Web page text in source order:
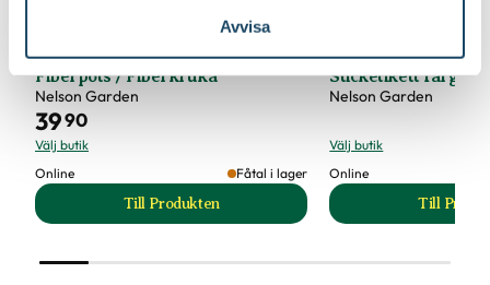
Avvisa
Fiberpots / Fiberkruka
Nelson Garden
3990
Välj butik
Online
Fåtal i lager
Till Produkten
till Fiberpots / Fiberkruka produktsida
Sticketikett färg
Nelson Garden
Välj butik
Online
Till